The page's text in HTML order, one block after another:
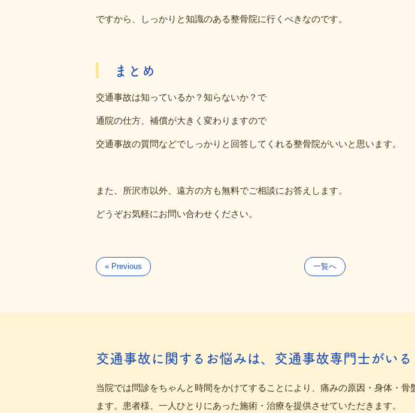
ですから、しっかりと知識のある整骨院に行くべきなのです。
まとめ
交通事故は知っているか？知らないか？で
通院の仕方、補償が大きく変わりますので
交通事故の質問などでしっかりと回答してくれる整骨院がいいと思います。
また、所沢市以外、遠方の方も無料でご相談にお答えします。
どうぞお気軽にお問い合わせください。
« Previous 一覧へ
交通事故に関するお悩みは、交通事故専門士がい
当院では問診をちゃんと時間をかけてすることにより、痛みの原因・身体・
ます。患者様、一人ひとりにあった施術・治療を提供させていただきます。